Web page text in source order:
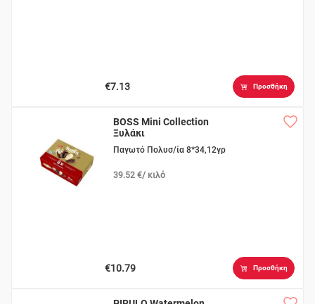
€7.13 Προσθήκη
BOSS Mini Collection
Ξυλάκι
Παγωτό Πολυσ/ία 8*34,12γρ
39.52 €/ κιλό
€10.79 Προσθήκη